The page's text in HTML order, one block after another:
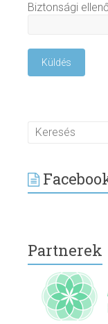
Biztonsági
Partnerek